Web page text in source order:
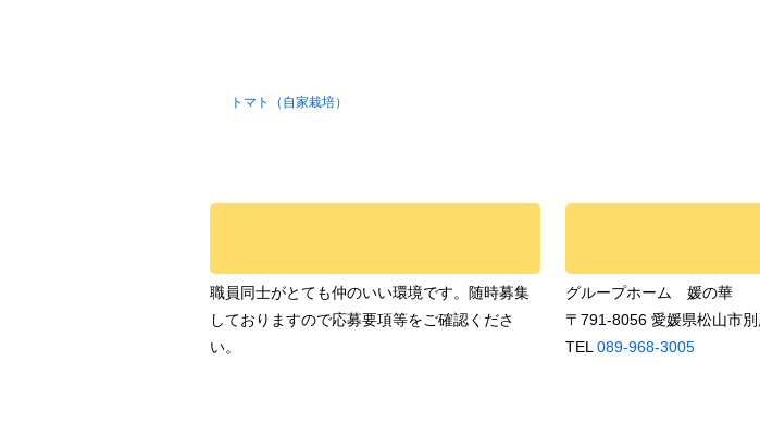
トマト（自家栽培）
職員同士がとても仲のいい環境です。随時募集
しておりますので応募要項等をご確認くださ
い。
グループホーム 媛の華
〒791-8056 愛媛県松山市
TEL089-968-3005